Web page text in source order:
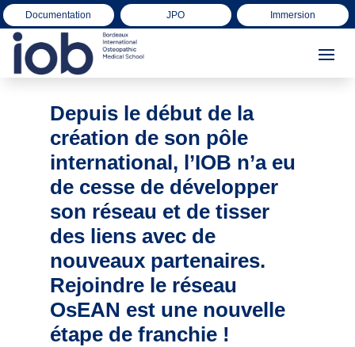
Documentation JPO Immersion
Depuis le début de la
création de son pôle
international, l’IOB n’a eu
de cesse de développer
son réseau et de tisser
des liens avec de
nouveaux partenaires.
Rejoindre le réseau
OsEAN est une nouvelle
étape de franchie !